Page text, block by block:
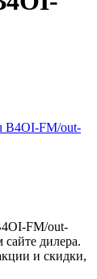
FM/out-
дилера.
и скидки,